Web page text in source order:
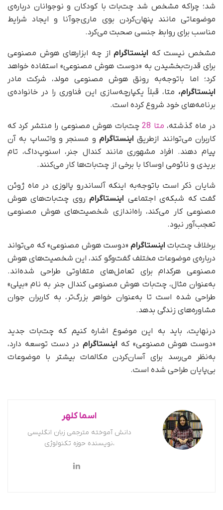
شد؛ چرا‌که مشخص شد چت‌بات با کودکان و نوجوانان درباره‌ی
موضوعاتی مانند پنهان‌کردن بوی ماری‌جوآنا و ایجاد شرایط
مناسب برای روابط جنسی صحبت می‌کرد.
مشخص نیست که اینستاگرام از چه ابزارهای هوش مصنوعی
برای قدرت‌بخشیدن به «دوست هوش مصنوعی» استفاده خواهد
کرد؛ اما با‌توجه‌به رونق هوش مصنوعی مولد، شرکت مادر
اینستاگرام، متا، قبلاً یکپارچه‌سازی این فناوری را در خانواده‌ی
برنامه‌های خود شروع کرده است.
در ماه گذشته، متا 28
چت‌بات هوش مصنوعی را منتشر کرد که
کاربران می‌توانند ازطریق اینستاگرام و مسنجر و واتساپ به آن‌
پیام دهند. افراد مشهوری مانند کندال جنر، اسنوپ‌داگ، تام
بریدی و نائومی اوساکا با برخی از چت‌بات‌ها کار می‌کنند.
شایان ذکر است با‌توجه‌به اینکه آلساندرو پالوزی در ماه ژوئن
گفت که شبکه‌ی اجتماعی اینستاگرام روی چت‌بات‌های هوش
مصنوعی کار می‌کند، راه‌اندازی شخصیت‌های هوش مصنوعی
تعجب‌آور نبود.
برخلاف چت‌بات اینستاگرام «دوست هوش مصنوعی» که می‌تواند
درباره‌ی موضوعات مختلف گفت‌وگو کند، این شخصیت‌های هوش
مصنوعی هر‌کدام برای تعامل‌های متفاوتی طراحی شده‌اند.
به‌عنوان مثال، چت‌بات هوش مصنوعی کندال جنر به نام «بیلی»
طراحی شده است تا به‌عنوان خواهر بزرگ‌تر، به کاربران جوان
مشاوره‌های زندگی بدهد.
درنهایت، باید به این موضوع اشاره کنیم که چت‌بات جدید
«دوست هوش مصنوعی» که اینستاگرام در دست توسعه دارد،
به‌نظر می‌رسد برای آسان‌کردن مکالمات بیشتر با موضوعات
بی‌پایان طراحی شده است.
اسما کلهر
دانش آموخته مترجمی زبان انگلیسی
،نویسنده حوزه تکنولوژی